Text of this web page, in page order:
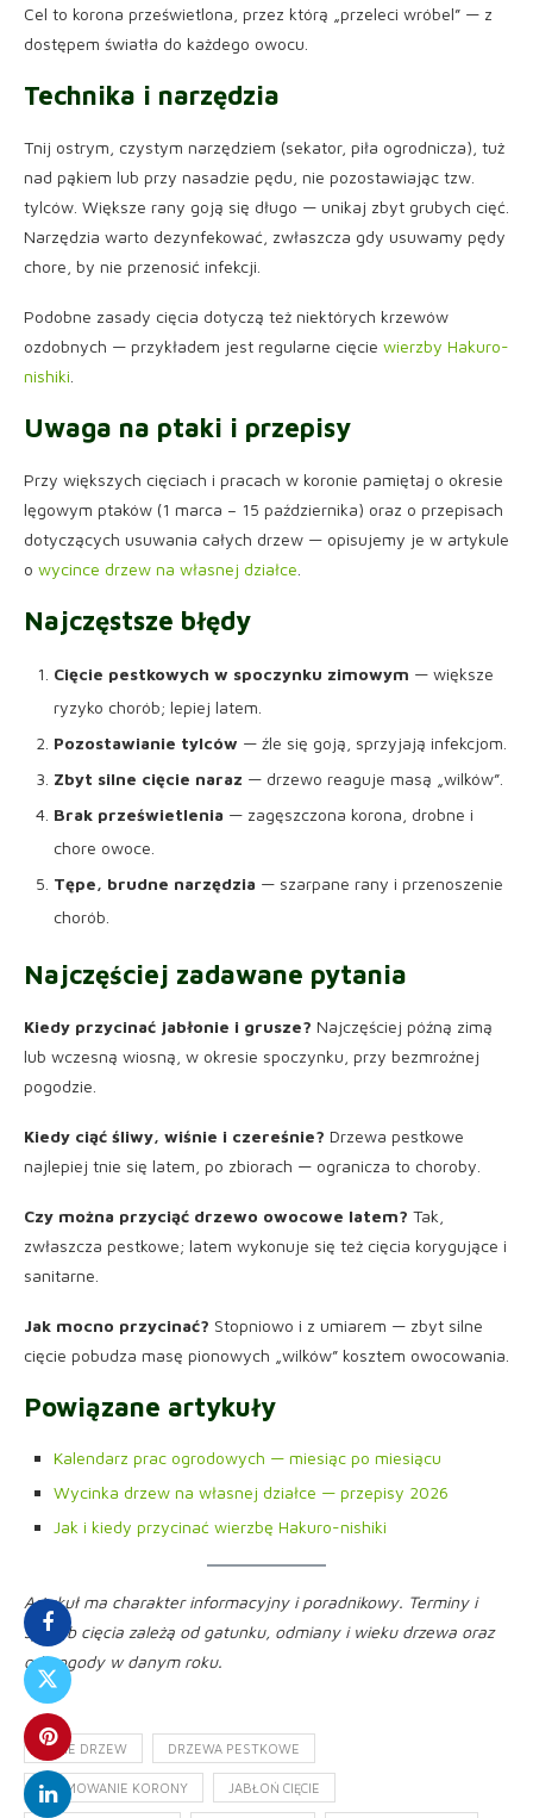
Cel to korona prześwietlona, przez którą „przeleci wróbel” — z
dostępem światła do każdego owocu.
Technika i narzędzia
Tnij ostrym, czystym narzędziem (sekator, piła ogrodnicza), tuż
nad pąkiem lub przy nasadzie pędu, nie pozostawiając tzw.
tylców. Większe rany goją się długo — unikaj zbyt grubych cięć.
Narzędzia warto dezynfekować, zwłaszcza gdy usuwamy pędy
chore, by nie przenosić infekcji.
Podobne zasady cięcia dotyczą też niektórych krzewów
ozdobnych — przykładem jest regularne cięcie wierzby Hakuro-
nishiki
Uwaga na ptaki i przepisy
Przy większych cięciach i pracach w koronie pamiętaj o okresie
lęgowym ptaków (1 marca – 15 października) oraz o przepisach
dotyczących usuwania całych drzew — opisujemy je w artykule
o wycince drzew na własnej działce
Najczęstsze błędy
Cięcie pestkowych w spoczynku zimowym — większe
ryzyko chorób; lepiej latem.
Pozostawianie tylców — źle się goją, sprzyjają infekcjom.
Zbyt silne cięcie naraz — drzewo reaguje masą „wilków”.
Brak prześwietlenia — zagęszczona korona, drobne i
chore owoce.
Tępe, brudne narzędzia — szarpane rany i przenoszenie
chorób.
Najczęściej zadawane pytania
Kiedy przycinać jabłonie i grusze? Najczęściej późną zimą
lub wczesną wiosną, w okresie spoczynku, przy bezmroźnej
pogodzie.
Kiedy ciąć śliwy, wiśnie i czereśnie? Drzewa pestkowe
najlepiej tnie się latem, po zbiorach — ogranicza to choroby.
Czy można przyciąć drzewo owocowe latem? Tak,
zwłaszcza pestkowe; latem wykonuje się też cięcia korygujące i
sanitarne.
Jak mocno przycinać? Stopniowo i z umiarem — zbyt silne
cięcie pobudza masę pionowych „wilków” kosztem owocowania.
Powiązane artykuły
Kalendarz prac ogrodowych — miesiąc po miesiącu
Wycinka drzew na własnej działce — przepisy 2026
Jak i kiedy przycinać wierzbę Hakuro-nishiki
Artykuł ma charakter informacyjny i poradnikowy. Terminy i
sposób cięcia zależą od gatunku, odmiany i wieku drzewa oraz
od pogody w danym roku.
CIĘCIE DRZEW DRZEWA PESTKOWE
FORMOWANIE KORONY JABŁOŃ CIĘCIE